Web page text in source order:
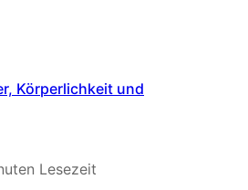
Körperlichkeit und
Lesezeit